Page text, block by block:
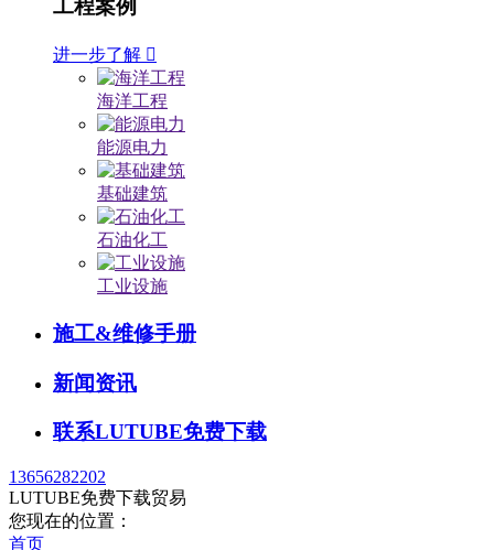
工程案例
进一步了解 
海洋工程
能源电力
基础建筑
石油化工
工业设施
施工&维修手册
新闻资讯
联系LUTUBE免费下载
13656282202
LUTUBE免费下载贸易
您现在的位置：
首页